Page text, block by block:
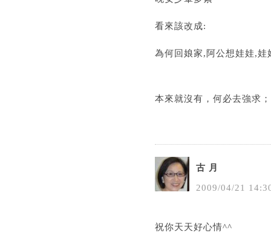
看來該改成:
為何回娘家,阿公想娃娃,
本來就沒有，何必去強求
古 月
2009/04/21 14:
祝你天天好心情^^